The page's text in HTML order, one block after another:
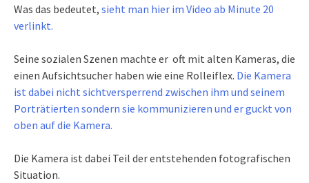
Was das bedeutet, sieht man hier im Video ab Minute 20
verlinkt.
Seine sozialen Szenen machte er oft mit alten Kameras, die
einen Aufsichtsucher haben wie eine Rolleiflex. Die Kamera
ist dabei nicht sichtversperrend zwischen ihm und seinem
Porträtierten sondern sie kommunizieren und er guckt von
oben auf die Kamera.
Die Kamera ist dabei Teil der entstehenden fotografischen
Situation.